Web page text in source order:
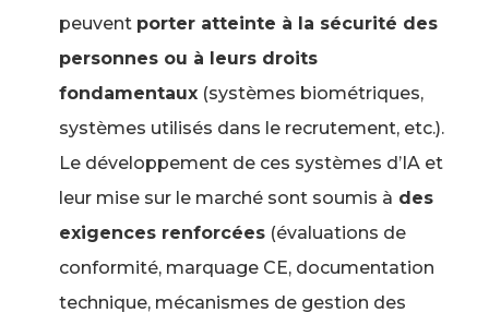
peuvent porter atteinte à la sécurité des
personnes ou à leurs droits
fondamentaux (systèmes biométriques,
systèmes utilisés dans le recrutement, etc.).
Le développement de ces systèmes d’IA et
leur mise sur le marché sont soumis à des
exigences renforcées (évaluations de
conformité, marquage CE, documentation
technique, mécanismes de gestion des